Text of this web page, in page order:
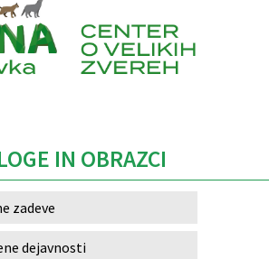
IN OBRAZCI
zadeve
dejavnosti